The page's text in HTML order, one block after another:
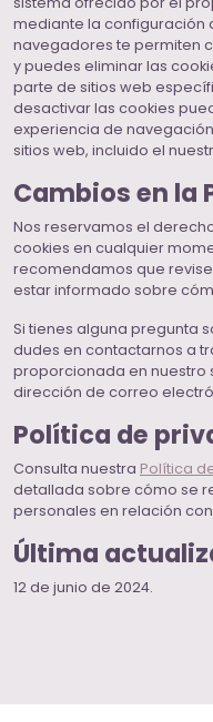
mediante la configuración
navegadores te permiten
y puedes eliminar las
parte de sitios web
desactivar las cookies
experiencia de
sitios web, incluido el
Cambios en la
Nos reservamos el
cookies en cualquier
recomendamos que
estar informado sobre
Si tienes alguna pregunta
dudes en contactarnos a
proporcionada en nuestro
dirección de correo
Política de
Consulta nuestra Política
detallada sobre cómo se
personales en relación
Última
12 de junio de 2024.